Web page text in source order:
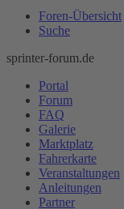
Foren-Übersicht
Suche
sprinter-forum.de
Portal
Forum
FAQ
Galerie
Marktplatz
Fahrerkarte
Veranstaltungen
Anleitungen
Partner